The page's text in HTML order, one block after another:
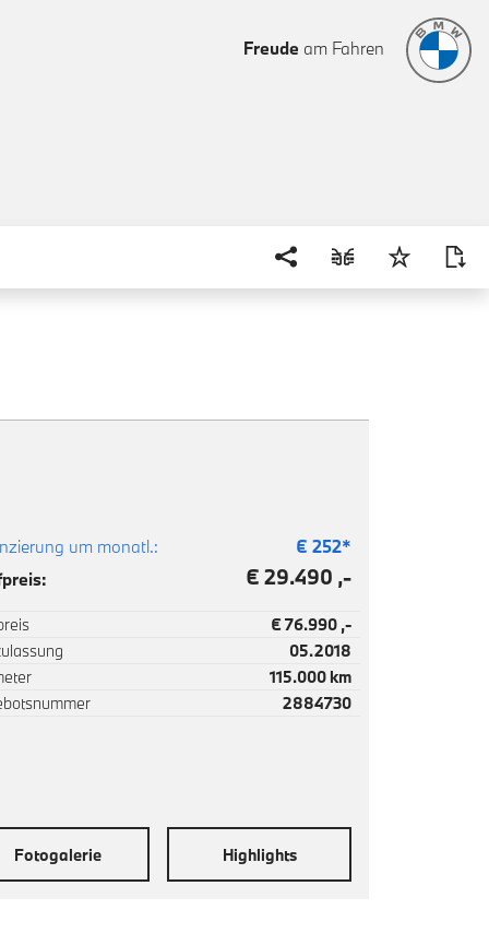
Freude am Fahren
um monatl.: € 252*
€ 29.490 ,-
€ 76.990 ,-
05.2018
115.000 km
2884730
Fotogalerie Highlights